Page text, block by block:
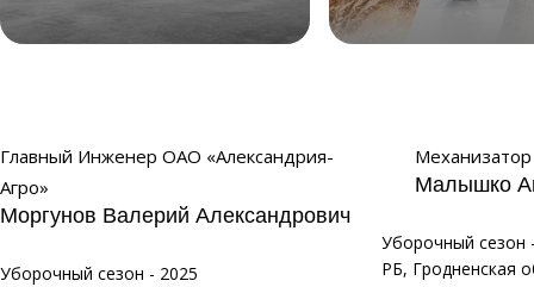
Главный Инженер ОАО «Александрия-
Агро»
Моргунов Валерий Александрович
Уборочный сезон - 2025
Малышко
Уборочный сезон
РБ, Гродненская